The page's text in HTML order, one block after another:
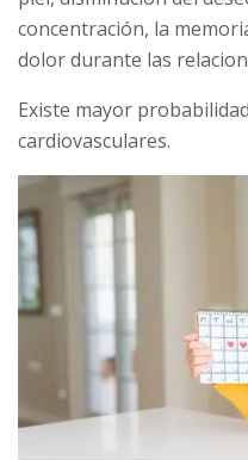
concentración, la
dolor durante las
Existe mayor
cardiovasculares.